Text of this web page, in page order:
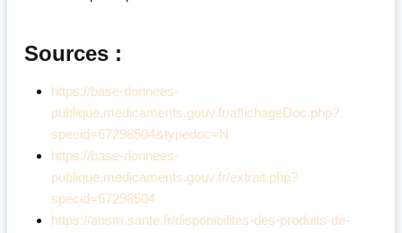
Sources :
https://base-donnees-
publique.medicaments.gouv.fr/affichageDoc.php?
specid=67298504&typedoc=N
https://base-donnees-
publique.medicaments.gouv.fr/extrait.php?
specid=67298504
https://ansm.sante.fr/disponibilites-des-produits-de-